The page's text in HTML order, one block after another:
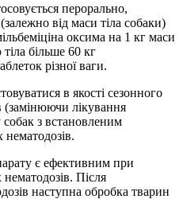
перорально,
від маси тіла собаки)
оксима на 1 кг маси
більше 60 кг
різної ваги.
в якості сезонного
(замінюючи лікування
з встановленим
є ефективним при
Після
наступна обробка тварин